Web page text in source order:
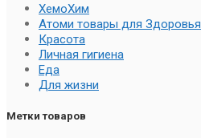
ХемоХим
Атоми товары для Здоровья
Красота
Личная гигиена
Еда
Для жизни
Метки товаров